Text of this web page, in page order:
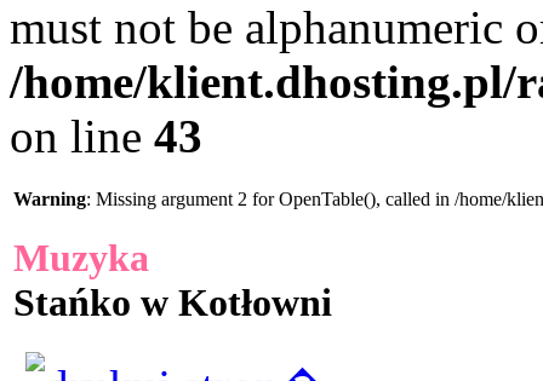
must not be alphanumeric
/home/klient.dhosting.pl/
on line 43
Warning: Missing argument 2 for OpenTable(), called in /home/
Muzyka
Stańko w Kotłowni